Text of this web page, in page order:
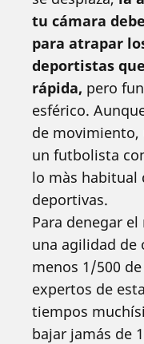
tu cámara
para atrapar
deportistas
rápida, pero
esférico.
de movimiento,
un futbolista
lo màs habitual
deportivas.
Para denegar
una agilidad de
menos 1/500
expertos de
tiempos
bajar jamás de